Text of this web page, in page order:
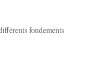
fondements